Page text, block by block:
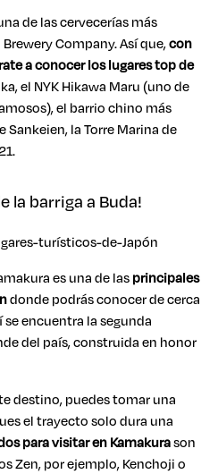
de las cervecerías más
Company. Así que,con
a conocer los lugares top de
el NYK Hikawa Maru (uno de
el barrio chino más
Sankeien, la Torre Marina de
la barriga a Buda!
es una de lasprincipales
donde podrás conocer de cerca
encuentra la segunda
del país, construida en honor
destino, puedes tomar una
el trayecto solo dura una
para visitar en Kamakurason
Zen, por ejemplo, Kenchoji o